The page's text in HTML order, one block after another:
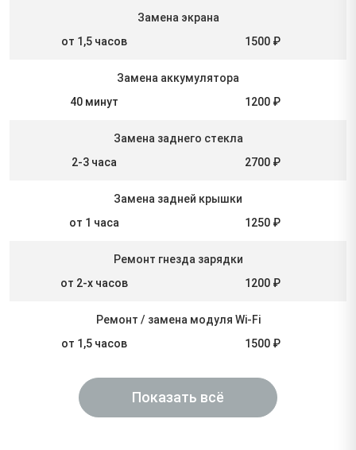
Замена экрана
от 1,5 часов
1500 ₽
Замена аккумулятора
40 минут
1200 ₽
Замена заднего стекла
2-3 часа
2700 ₽
Замена задней крышки
от 1 часа
1250 ₽
Ремонт гнезда зарядки
от 2-х часов
1200 ₽
Ремонт / замена модуля Wi-Fi
от 1,5 часов
1500 ₽
Показать всё